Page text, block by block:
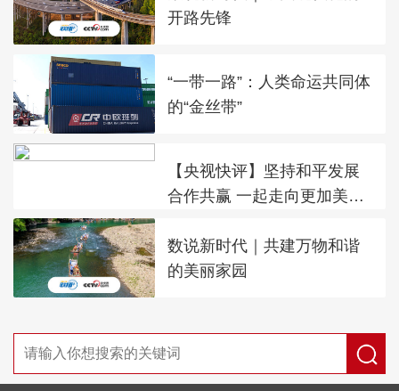
开路先锋
“一带一路”：人类命运共同体
的“金丝带”
【央视快评】坚持和平发展
合作共赢 一起走向更加美好
数说新时代｜共建万物和谐
的美丽家园